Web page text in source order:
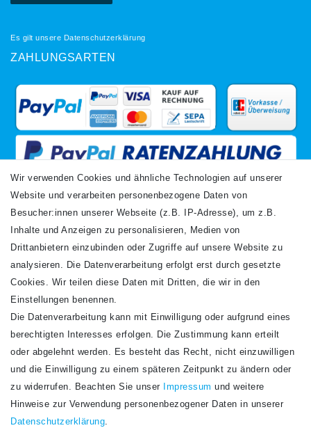
Es gilt unsere Datenschutzerklärung
ZAHLUNGSARTEN
VERSANDARTEN
Newsletter
Honig
Hiermit bestätige ich, dass ich dieDaten­schutz­erklärunggelesen habe. Meine
Wir verwenden Cookies und ähnliche Technologien auf unserer
Website und verarbeiten personenbezogene Daten von
Besucher:innen unserer Webseite (z.B. IP-Adresse), um z.B.
Inhalte und Anzeigen zu personalisieren, Medien von
Drittanbietern einzubinden oder Zugriffe auf unsere Website zu
analysieren. Die Datenverarbeitung erfolgt erst durch gesetzte
Cookies. Wir teilen diese Daten mit Dritten, die wir in den
Einstellungen benennen.
Die Datenverarbeitung kann mit Einwilligung oder aufgrund eines
berechtigten Interesses erfolgen. Die Zustimmung kann erteilt
oder abgelehnt werden. Es besteht das Recht, nicht einzuwilligen
und die Einwilligung zu einem späteren Zeitpunkt zu ändern oder
zu widerrufen. Beachten Sie unser
Impressum und weitere
Hinweise zur Verwendung personenbezogener Daten in unserer
Daten­schutz­erklärung.